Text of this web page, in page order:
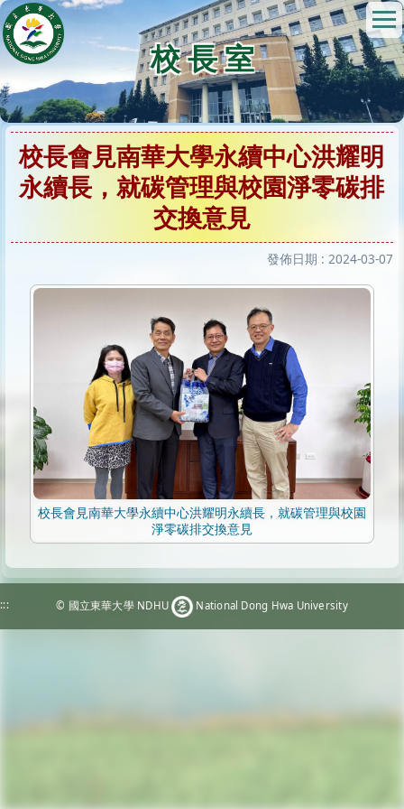
跳
到
主
要
內
容
區
校 長 室
校長會見南華大學永續中心洪耀明
永續長，就碳管理與校園淨零碳排
交換意見
發佈日期 : 2024-03-07
校長會見南華大學永續中心洪耀明永續長，就碳管理與校園
淨零碳排交換意見
::: © 國立東華大學 NDHU National Dong Hwa University